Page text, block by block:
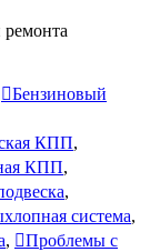
ремонта
Бензиновый
КПП,
КПП,
,
система,
,
Проблемы с